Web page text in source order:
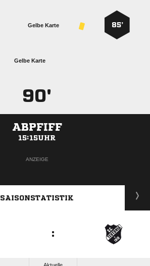
85’
Gelbe Karte
Gelbe Karte
90'
ABPFIFF
15:15UHR
ANZEIGE
SAISONSTATISTIK
: